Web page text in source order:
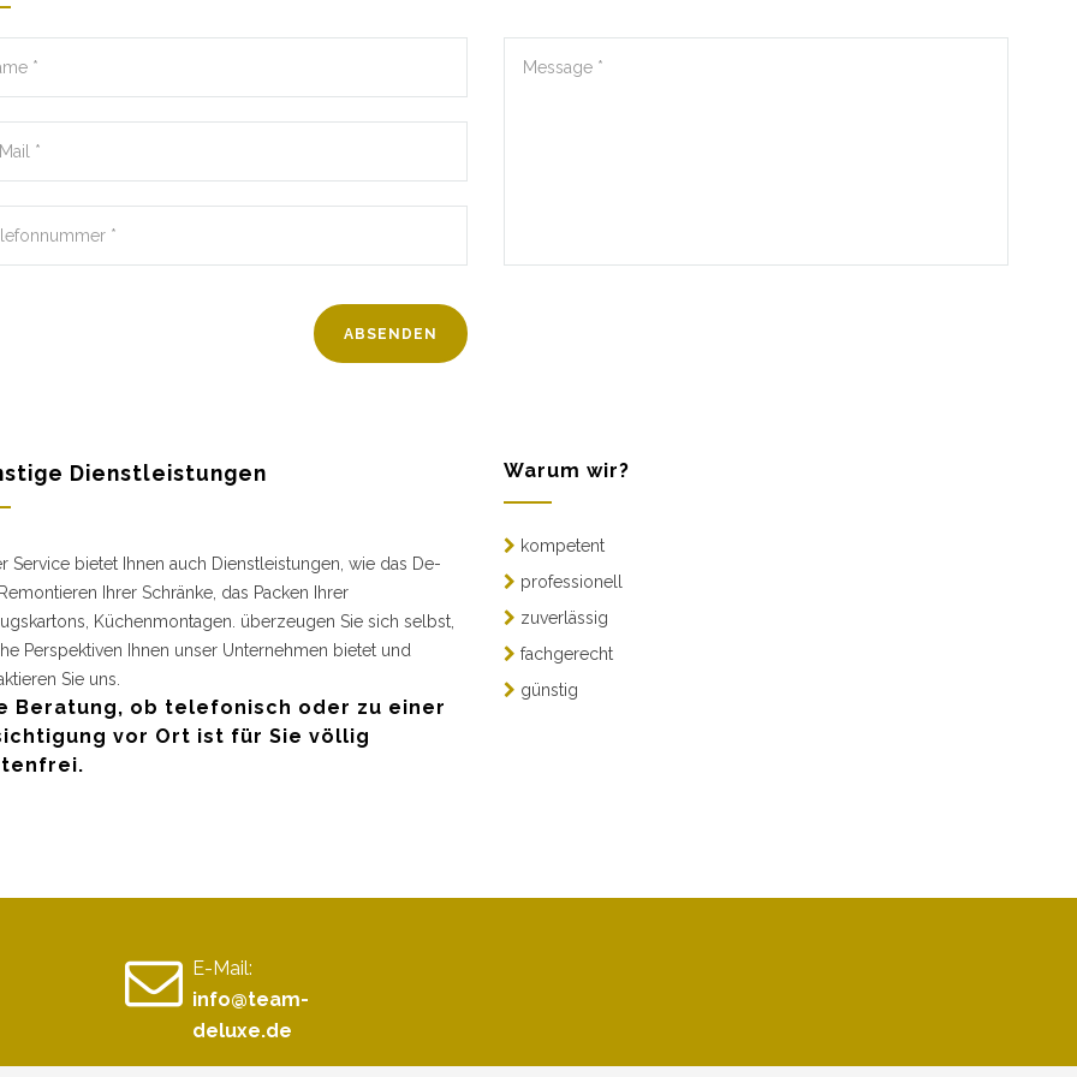
Dienstleistungen
Service bietet Ihnen auch Dienstleistungen, wie das De-
Ihrer Schränke, das Packen Ihrer
Küchenmontagen. überzeugen Sie sich selbst,
Perspektiven Ihnen unser Unternehmen bietet und
Sie uns.
Beratung, ob telefonisch oder zu einer
vor Ort ist für Sie völlig
Warum wir?
kompetent
professionell
zuverlässig
fachgerecht
günstig
E-Mail:
info@team-
deluxe.de